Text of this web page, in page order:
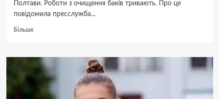
Полтави. Роботи з очищення баків тривають. Про це
повідомила пресслужба...
БільшеДокладніше
2,5
тижні
Полтаві
комунальники